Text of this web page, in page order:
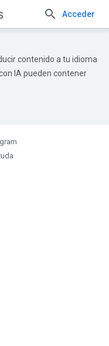
Acceder
contenido a tu idioma
IA pueden contener